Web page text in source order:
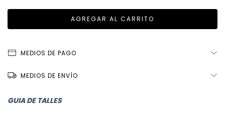
MEDIOS DE PAGO
MEDIOS DE ENVÍO
GUIA DE TALLES